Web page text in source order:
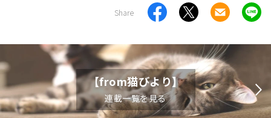
Share
【from猫びより】
連載一覧を見る